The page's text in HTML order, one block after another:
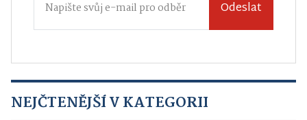
Odeslat
NEJČTENĚJŠÍ V KATEGORII